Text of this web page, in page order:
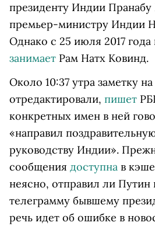
президенту Индии
премьер-министру Индии
Однако с 25 июля 2017 года
занимает Рам Натх Ковинд.
Около 10:37 утра заметку
отредактировали, пишет
конкретных имен в ней
«направил
руководству Индии».
сообщения доступна в
неясно, отправил ли Путин
телеграмму бывшему
речь идет об ошибке в